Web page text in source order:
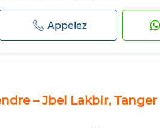
Appelez
– Jbel Lakbir, Tanger